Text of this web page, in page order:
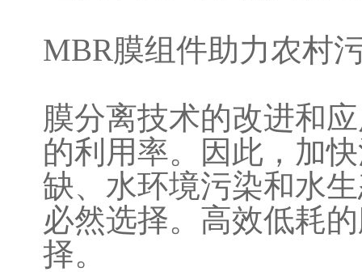
MBR膜组件助力农村
膜分离技术的改进和
的利用率。因此，加
缺、水环境污染和水
必然选择。高效低耗
择。